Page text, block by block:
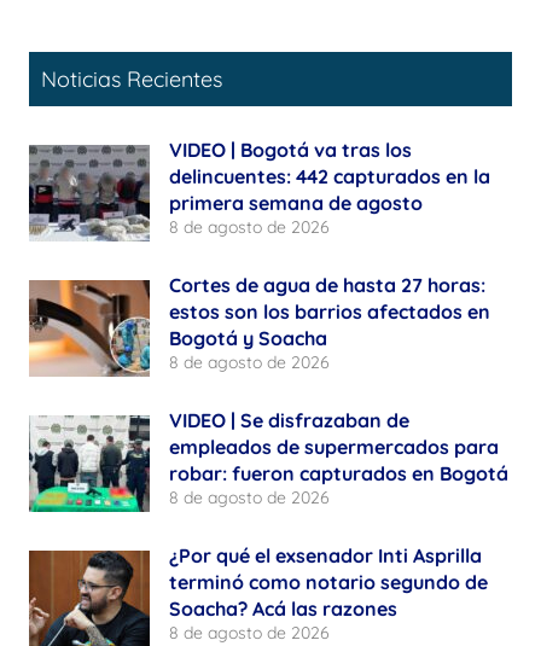
Noticias Recientes
VIDEO | Bogotá va tras los
delincuentes: 442 capturados en la
primera semana de agosto
8 de agosto de 2026
Cortes de agua de hasta 27 horas:
estos son los barrios afectados en
Bogotá y Soacha
8 de agosto de 2026
VIDEO | Se disfrazaban de
empleados de supermercados para
robar: fueron capturados en Bogotá
8 de agosto de 2026
¿Por qué el exsenador Inti Asprilla
terminó como notario segundo de
Soacha? Acá las razones
8 de agosto de 2026